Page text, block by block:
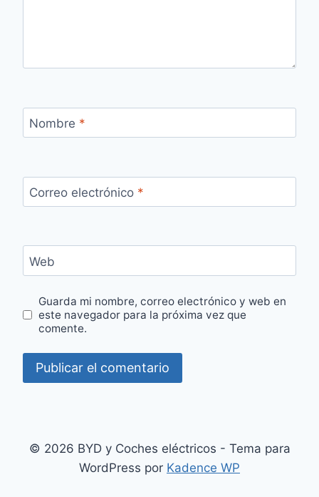
Nombre *
Correo electrónico *
Web
Guarda mi nombre, correo electrónico y web en
este navegador para la próxima vez que
comente.
© 2026 BYD y Coches eléctricos - Tema para
WordPress por Kadence WP